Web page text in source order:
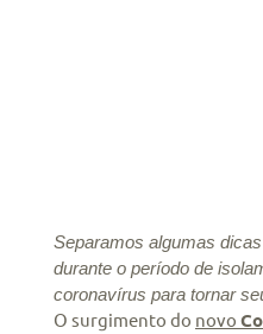
Separamos algumas
durante o período de
coronavírus para tornar
O surgimento do novo